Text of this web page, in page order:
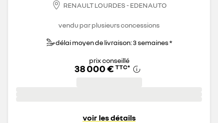
RENAULT LOURDES - EDENAUTO
vendu par plusieurs concessions
délai moyen de livraison: 3 semaines *
prix conseillé
38 000 € TTC*
voir les détails